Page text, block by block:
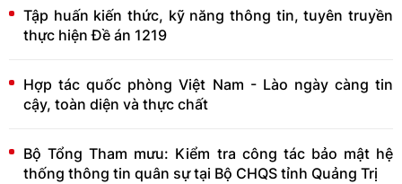
Tập huấn kiến thức, kỹ năng thông tin, tuyên truyền
thực hiện Đề án 1219
Hợp tác quốc phòng Việt Nam - Lào ngày càng tin
cậy, toàn diện và thực chất
Bộ Tổng Tham mưu: Kiểm tra công tác bảo mật hệ
thống thông tin quân sự tại Bộ CHQS tỉnh Quảng Trị